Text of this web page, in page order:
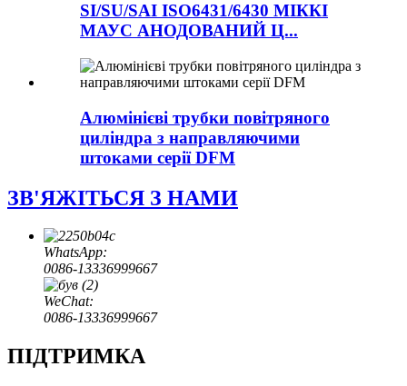
SI/SU/SAI ISO6431/6430 МІККІ
МАУС АНОДОВАНИЙ Ц...
Алюмінієві трубки повітряного
циліндра з направляючими
штоками серії DFM
ЗВ'ЯЖІТЬСЯ З НАМИ
WhatsApp:
0086-13336999667
WeChat:
0086-13336999667
ПІДТРИМКА